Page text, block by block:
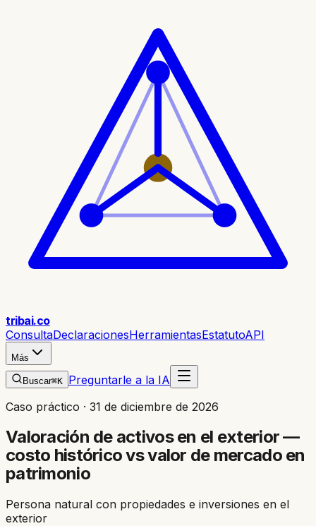
tribai.co
ConsultaDeclaracionesHerramientasEstatutoAPI
Más
Buscar⌘K Preguntarle a la IA
Caso práctico · 31 de diciembre de 2026
Valoración de activos en el exterior —
costo histórico vs valor de mercado en
patrimonio
Persona natural con propiedades e inversiones en el
exterior